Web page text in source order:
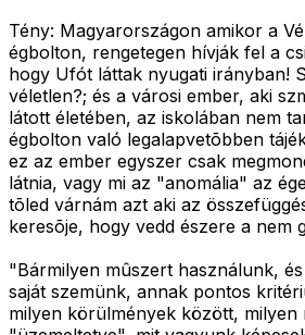
Tény: Magyarországon amikor a
égbolton, rengetegen hívják fel a
hogy Ufót láttak nyugati irányban!
véletlen?; és a városi ember, aki
látott életében, az iskolában nem
égbolton való legalapvetõbben
ez az ember egyszer csak
látnia, vagy mi az "anomália" az
tõled várnám azt aki az
keresõje, hogy vedd észere a nem
"Bármilyen mûszert használunk,
saját szemünk, annak pontos
milyen körülmények között, milyen